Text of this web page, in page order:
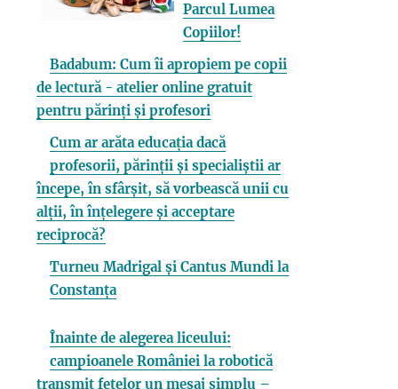
Parcul Lumea
Copiilor!
Badabum: Cum îi apropiem pe copii
de lectură - atelier online gratuit
pentru părinți și profesori
Cum ar arăta educația dacă
profesorii, părinții și specialiștii ar
începe, în sfârșit, să vorbească unii cu
alții, în înțelegere și acceptare
reciprocă?
Turneu Madrigal și Cantus Mundi la
Constanța
Înainte de alegerea liceului:
campioanele României la robotică
transmit fetelor un mesaj simplu –